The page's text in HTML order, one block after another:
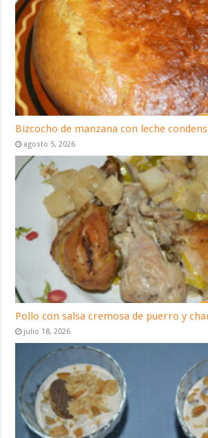
Bizcocho de manzana con leche
agosto 5, 2026
Pollo con salsa cremosa de puerro y
julio 18, 2026